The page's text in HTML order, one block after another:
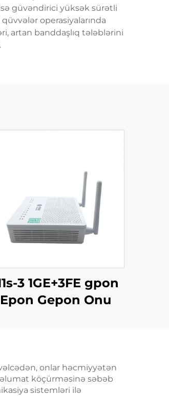
güvəndirici yüksək sürətli
operasiyalarında
artan banddaşlıq tələblərini
3 1GE+3FE gpon
Epon Gepon Onu
onlar həcmiyyətən
köçürməsinə səbəb
sistemləri ilə